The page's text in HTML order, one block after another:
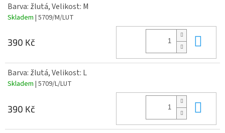
Barva: žlutá, Velikost: M
Skladem | 5709/M/LUT
390 Kč
Barva: žlutá, Velikost: L
Skladem | 5709/L/LUT
390 Kč